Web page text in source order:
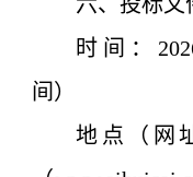
时间：
间）
地点（网